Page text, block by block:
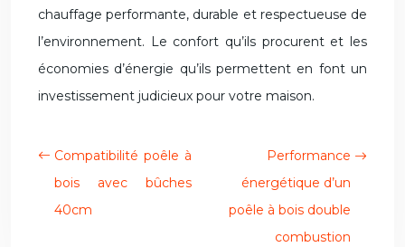
chauffage performante, durable et respectueuse de
l’environnement. Le confort qu’ils procurent et les
économies d’énergie qu’ils permettent en font un
investissement judicieux pour votre maison.
Compatibilité poêle à
bois avec bûches
40cm
Performance
énergétique d’un
poêle à bois double
combustion